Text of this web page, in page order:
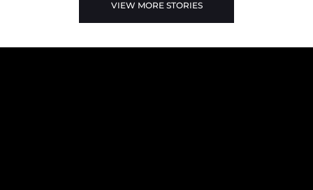
VIEW MORE STORIES